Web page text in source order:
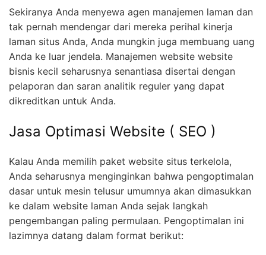
Sekiranya Anda menyewa agen manajemen laman dan
tak pernah mendengar dari mereka perihal kinerja
laman situs Anda, Anda mungkin juga membuang uang
Anda ke luar jendela. Manajemen website website
bisnis kecil seharusnya senantiasa disertai dengan
pelaporan dan saran analitik reguler yang dapat
dikreditkan untuk Anda.
Jasa Optimasi Website ( SEO )
Kalau Anda memilih paket website situs terkelola,
Anda seharusnya menginginkan bahwa pengoptimalan
dasar untuk mesin telusur umumnya akan dimasukkan
ke dalam website laman Anda sejak langkah
pengembangan paling permulaan. Pengoptimalan ini
lazimnya datang dalam format berikut: